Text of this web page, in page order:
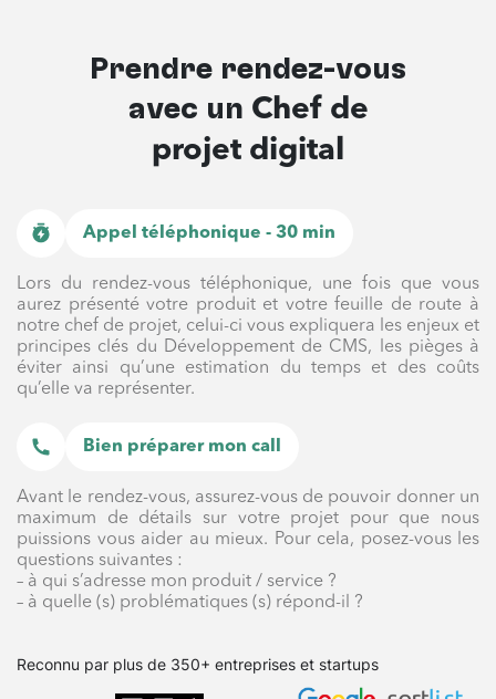
Prendre rendez-vous
avec un Chef de
projet digital
Appel téléphonique - 30 min
Lors du rendez-vous téléphonique, une fois que vous
aurez présenté votre produit et votre feuille de route à
notre chef de projet, celui-ci vous expliquera les enjeux et
principes clés du Développement de CMS, les pièges à
éviter ainsi qu’une estimation du temps et des coûts
qu’elle va représenter.
Bien préparer mon call
Avant le rendez-vous, assurez-vous de pouvoir donner un
maximum de détails sur votre projet pour que nous
puissions vous aider au mieux. Pour cela, posez-vous les
questions suivantes :
– à qui s’adresse mon produit / service ?
– à quelle (s) problématiques (s) répond-il ?
Reconnu par plus de 350+ entreprises et startups